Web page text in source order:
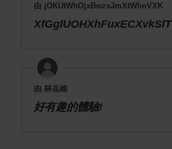
由 jOKUtWhOjxBwzsJmXtWhnVXK
XfGgIUOHXhFuxECXvkSlT
由 林岳維
好有趣的體驗!